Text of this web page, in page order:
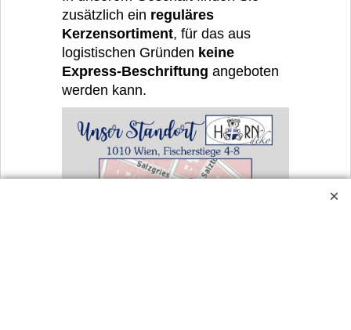
zusätzlich ein reguläres
Kerzensortiment, für das aus
logistischen Gründen keine
Express-Beschriftung angeboten
werden kann.